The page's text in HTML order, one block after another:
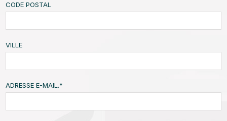
CODE POSTAL
VILLE
ADRESSE E-MAIL.*